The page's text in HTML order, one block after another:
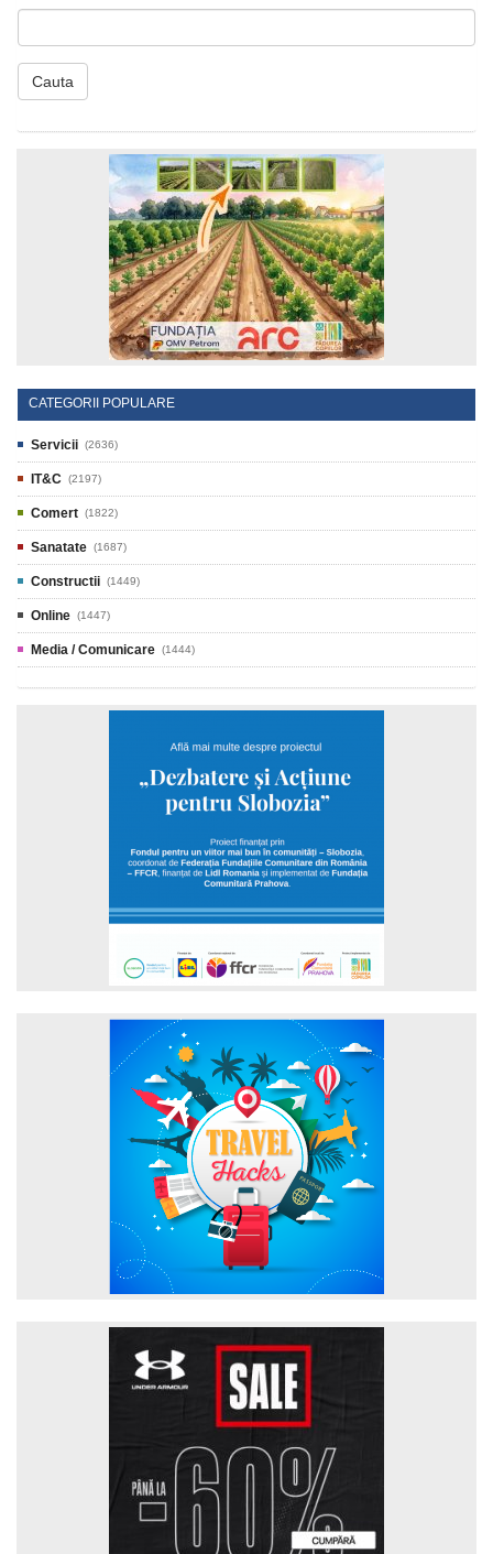
Cauta
CATEGORII POPULARE
Servicii (2636)
IT&C (2197)
Comert (1822)
Sanatate (1687)
Constructii (1449)
Online (1447)
Media / Comunicare (1444)